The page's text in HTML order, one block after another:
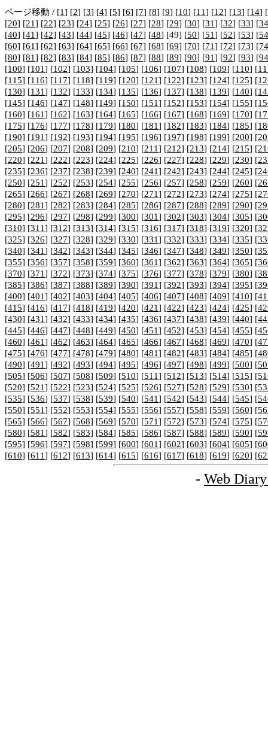
ページ移動 / [1] [2] [3] [4] [5] [6] [7] [8] [9] [10] [11] [12] [13] [14] [
[20] [21] [22] [23] [24] [25] [26] [27] [28] [29] [30] [31] [32] [33] [34
[40] [41] [42] [43] [44] [45] [46] [47] [48] [49] [50] [51] [52] [53] [54
[60] [61] [62] [63] [64] [65] [66] [67] [68] [69] [70] [71] [72] [73] [74
[80] [81] [82] [83] [84] [85] [86] [87] [88] [89] [90] [91] [92] [93] [94
[100] [101] [102] [103] [104] [105] [106] [107] [108] [109] [110] [
[115] [116] [117] [118] [119] [120] [121] [122] [123] [124] [125] [
[130] [131] [132] [133] [134] [135] [136] [137] [138] [139] [140] [
[145] [146] [147] [148] [149] [150] [151] [152] [153] [154] [155] [
[160] [161] [162] [163] [164] [165] [166] [167] [168] [169] [170] [
[175] [176] [177] [178] [179] [180] [181] [182] [183] [184] [185] [
[190] [191] [192] [193] [194] [195] [196] [197] [198] [199] [200] [
[205] [206] [207] [208] [209] [210] [211] [212] [213] [214] [215] [
[220] [221] [222] [223] [224] [225] [226] [227] [228] [229] [230] [
[235] [236] [237] [238] [239] [240] [241] [242] [243] [244] [245] [
[250] [251] [252] [253] [254] [255] [256] [257] [258] [259] [260] [
[265] [266] [267] [268] [269] [270] [271] [272] [273] [274] [275] [
[280] [281] [282] [283] [284] [285] [286] [287] [288] [289] [290] [
[295] [296] [297] [298] [299] [300] [301] [302] [303] [304] [305] [
[310] [311] [312] [313] [314] [315] [316] [317] [318] [319] [320] [
[325] [326] [327] [328] [329] [330] [331] [332] [333] [334] [335] [
[340] [341] [342] [343] [344] [345] [346] [347] [348] [349] [350] [
[355] [356] [357] [358] [359] [360] [361] [362] [363] [364] [365] [
[370] [371] [372] [373] [374] [375] [376] [377] [378] [379] [380] [
[385] [386] [387] [388] [389] [390] [391] [392] [393] [394] [395] [
[400] [401] [402] [403] [404] [405] [406] [407] [408] [409] [410] [
[415] [416] [417] [418] [419] [420] [421] [422] [423] [424] [425] [
[430] [431] [432] [433] [434] [435] [436] [437] [438] [439] [440] [
[445] [446] [447] [448] [449] [450] [451] [452] [453] [454] [455] [
[460] [461] [462] [463] [464] [465] [466] [467] [468] [469] [470] [
[475] [476] [477] [478] [479] [480] [481] [482] [483] [484] [485] [
[490] [491] [492] [493] [494] [495] [496] [497] [498] [499] [500] [
[505] [506] [507] [508] [509] [510] [511] [512] [513] [514] [515] [
[520] [521] [522] [523] [524] [525] [526] [527] [528] [529] [530] [
[535] [536] [537] [538] [539] [540] [541] [542] [543] [544] [545] [
[550] [551] [552] [553] [554] [555] [556] [557] [558] [559] [560] [
[565] [566] [567] [568] [569] [570] [571] [572] [573] [574] [575] [
[580] [581] [582] [583] [584] [585] [586] [587] [588] [589] [590] [
[595] [596] [597] [598] [599] [600] [601] [602] [603] [604] [605] [
[610] [611] [612] [613] [614] [615] [616] [617] [618] [619] [620] [
- Web